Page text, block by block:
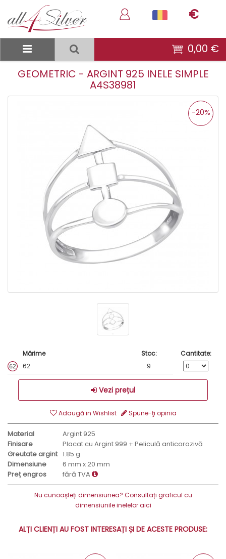
€
0,00 €
GEOMETRIC - ARGINT 925 INELE SIMPLE
A4S38981
-20%
Mărime Stoc:
Cantitate:
62
9
Vezi prețul
Adaugă in Wishlist Spune-ţi opinia
Material
Argint 925
Finisare
Placat cu Argint 999 + Peliculă anticorozivă
Greutate argint 1.85 g
Dimensiune
6 mm x 20 mm
Preț engros
fără TVA
Nu cunoașteți dimensiunea? Consultați graficul cu
dimensiunile inelelor aici
ALȚI CLIENȚI AU FOST INTERESAȚI ȘI DE ACESTE PRODUSE: